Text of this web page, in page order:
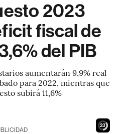
2023
fiscal de
del PIB
aumentarán 9,9% real
para 2022, mientras que
subirá 11,6%
21